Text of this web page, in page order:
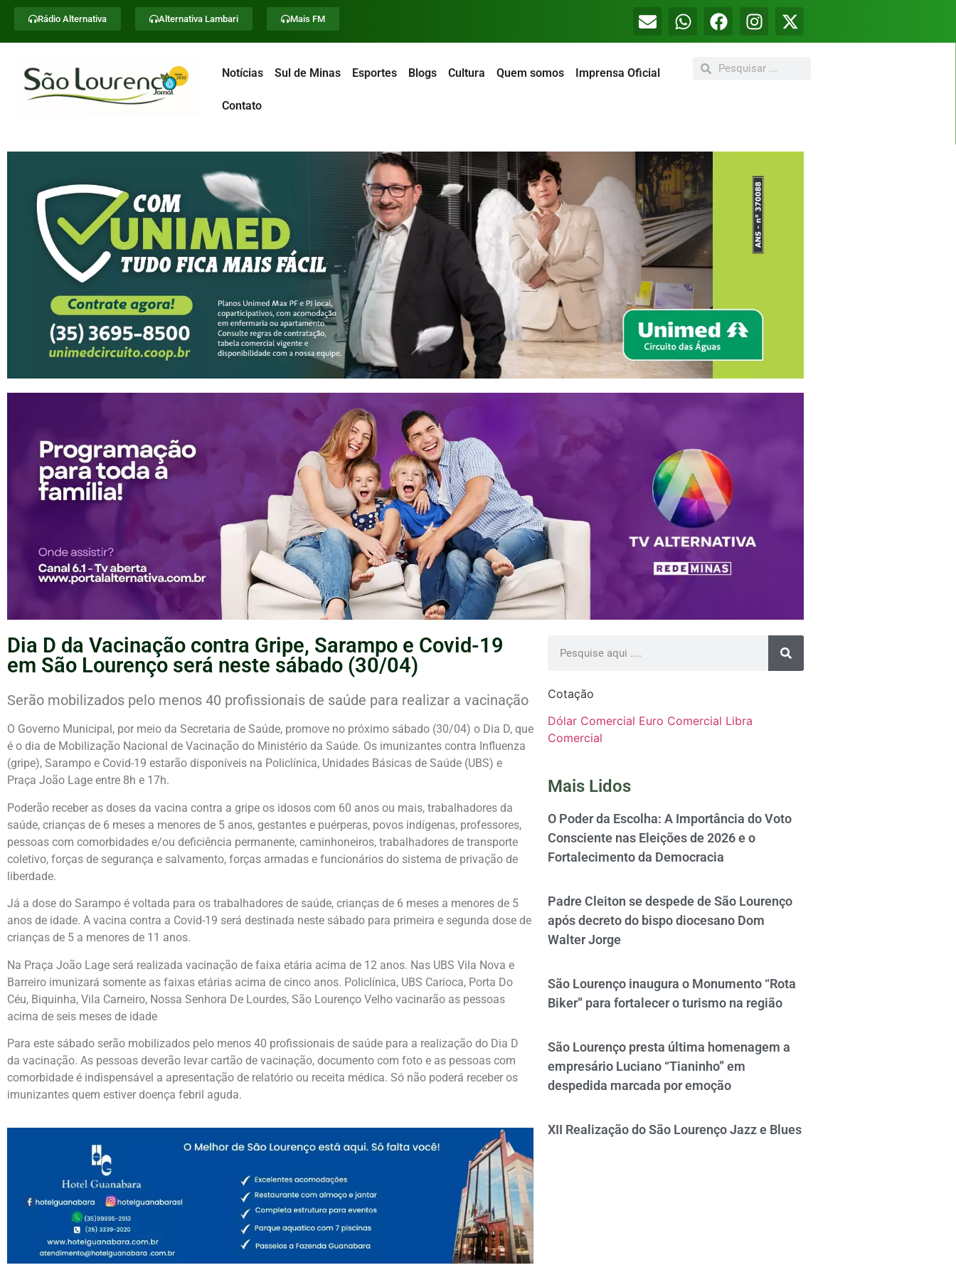
Rádio Alternativa Alternativa Lambari Mais FM
Notícias Sul de Minas Esportes Blogs Cultura Quem somos Imprensa Oficial
Contato
Dia D da Vacinação contra Gripe, Sarampo e Covid-19
em São Lourenço será neste sábado (30/04)
Serão mobilizados pelo menos 40 profissionais de saúde para realizar a vacinação
O Governo Municipal, por meio da Secretaria de Saúde, promove no próximo sábado (30/04) o Dia D, que
é o dia de Mobilização Nacional de Vacinação do Ministério da Saúde. Os imunizantes contra Influenza
(gripe), Sarampo e Covid-19 estarão disponíveis na Policlínica, Unidades Básicas de Saúde (UBS) e
Praça João Lage entre 8h e 17h.
Poderão receber as doses da vacina contra a gripe os idosos com 60 anos ou mais, trabalhadores da
saúde, crianças de 6 meses a menores de 5 anos, gestantes e puérperas, povos indígenas, professores,
pessoas com comorbidades e/ou deficiência permanente, caminhoneiros, trabalhadores de transporte
coletivo, forças de segurança e salvamento, forças armadas e funcionários do sistema de privação de
liberdade.
Já a dose do Sarampo é voltada para os trabalhadores de saúde, crianças de 6 meses a menores de 5
anos de idade. A vacina contra a Covid-19 será destinada neste sábado para primeira e segunda dose de
crianças de 5 a menores de 11 anos.
Na Praça João Lage será realizada vacinação de faixa etária acima de 12 anos. Nas UBS Vila Nova e
Barreiro imunizará somente as faixas etárias acima de cinco anos. Policlínica, UBS Carioca, Porta Do
Céu, Biquinha, Vila Carneiro, Nossa Senhora De Lourdes, São Lourenço Velho vacinarão as pessoas
acima de seis meses de idade
Para este sábado serão mobilizados pelo menos 40 profissionais de saúde para a realização do Dia D
da vacinação. As pessoas deverão levar cartão de vacinação, documento com foto e as pessoas com
comorbidade é indispensável a apresentação de relatório ou receita médica. Só não poderá receber os
imunizantes quem estiver doença febril aguda.
Cotação
Dólar Comercial Euro Comercial Libra
Comercial
Mais Lidos
O Poder da Escolha: A Importância do Voto
Consciente nas Eleições de 2026 e o
Fortalecimento da Democracia
Padre Cleiton se despede de São Lourenço
após decreto do bispo diocesano Dom
Walter Jorge
São Lourenço inaugura o Monumento “Rota
Biker” para fortalecer o turismo na região
São Lourenço presta última homenagem a
empresário Luciano “Tianinho” em
despedida marcada por emoção
XII Realização do São Lourenço Jazz e Blues